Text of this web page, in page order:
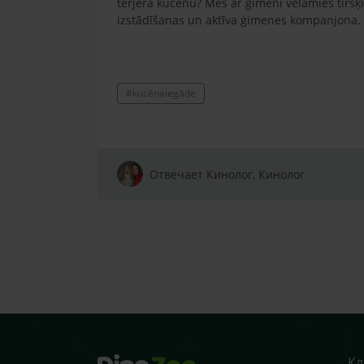
izstādīšanas un aktīva ģimenes kompanjona.
#kucēnaiegāde
Отвечает Кинолог, Кинолог